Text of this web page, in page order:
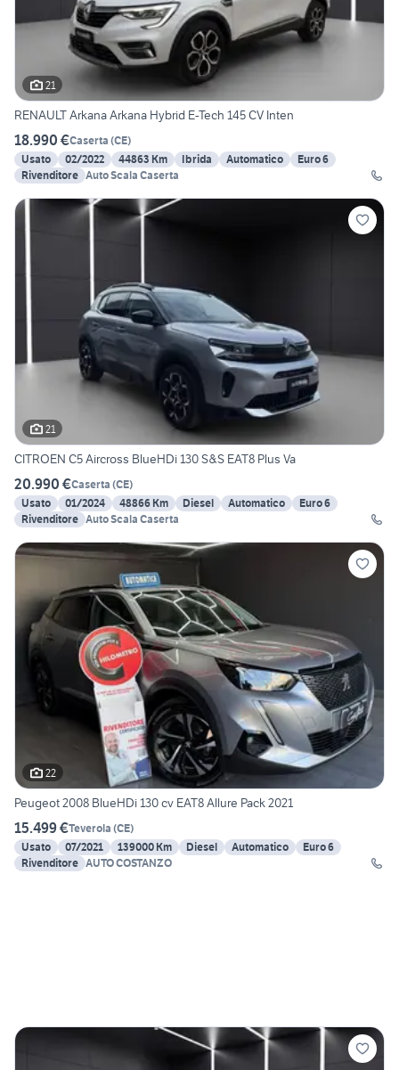
21
RENAULT Arkana Arkana Hybrid E-Tech 145 CV Inten
18.990 €Caserta (CE)
Usato
02/2022 44863 Km Ibrida Automatico
Euro 6
Rivenditore Auto Scala Caserta
21
CITROEN C5 Aircross BlueHDi 130 S&S EAT8 Plus Va
20.990 €Caserta (CE)
Usato
01/2024 48866 Km Diesel Automatico
Euro 6
Rivenditore Auto Scala Caserta
22
Peugeot 2008 BlueHDi 130 cv EAT8 Allure Pack 2021
15.499 €Teverola (CE)
Usato
07/2021 139000 Km Diesel Automatico
Euro 6
Rivenditore AUTO COSTANZO